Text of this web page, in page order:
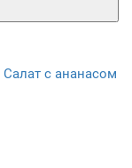
Салат с ананасом